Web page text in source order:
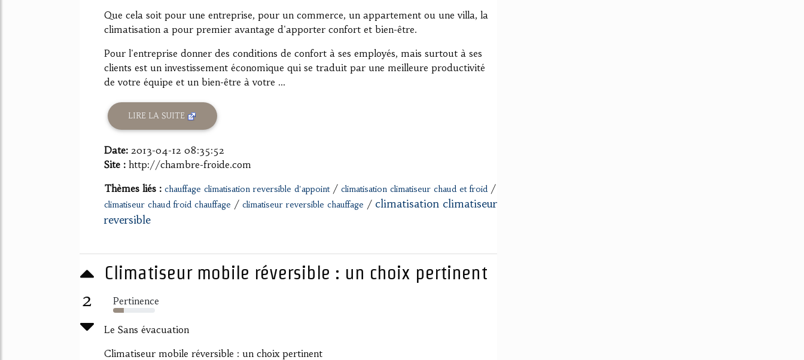
Que cela soit pour une entreprise, pour un commerce, un appartement ou une villa, la
climatisation a pour premier avantage d'apporter confort et bien-être.
Pour l'entreprise donner des conditions de confort à ses employés, mais surtout à ses
clients est un investissement économique qui se traduit par une meilleure productivité
de votre équipe et un bien-être à votre ...
LIRE LA SUITE
Date: 2013-04-12 08:35:52
Site : http://chambre-froide.com
Thèmes liés : chauffage climatisation reversible d'appoint/ climatisation climatiseur chaud et froid /
climatiseur chaud froid chauffage / climatiseur reversible chauffage / climatisation climatiseur
reversible
2
Climatiseur mobile réversible : un choix pertinent
Pertinence
26%
Le Sans évacuation
Climatiseur mobile réversible : un choix pertinent